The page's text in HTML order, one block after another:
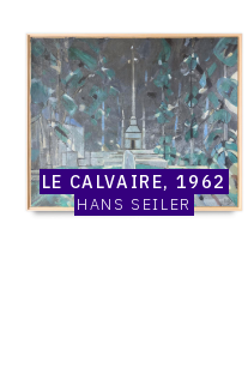
Catalogue
raisonné,
Hans
Seiler,
Le
calvaire,
1962
LE CALVAIRE, 1962
HANS SEILER